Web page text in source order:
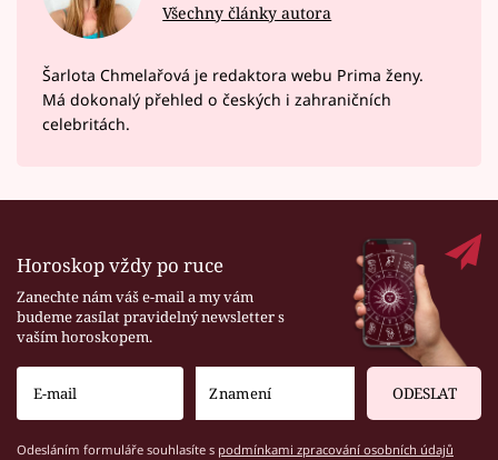
Všechny články autora
Šarlota Chmelařová je redaktora webu Prima ženy.
Má dokonalý přehled o českých i zahraničních
celebritách.
Horoskop vždy po ruce
Zanechte nám váš e-mail a my vám
budeme zasílat pravidelný newsletter s
vaším horoskopem.
ODESLAT
Odesláním formuláře souhlasíte s podmínkami zpracování osobních údajů